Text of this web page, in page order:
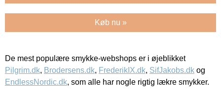
Køb nu »
De mest populære smykke-webshops er i øjeblikket
Pilgrim.dk, Brodersens.dk, FrederikIX.dk, SifJakobs.dk og
EndlessNordic.dk, som alle har nogle rigtig lækre smykker.